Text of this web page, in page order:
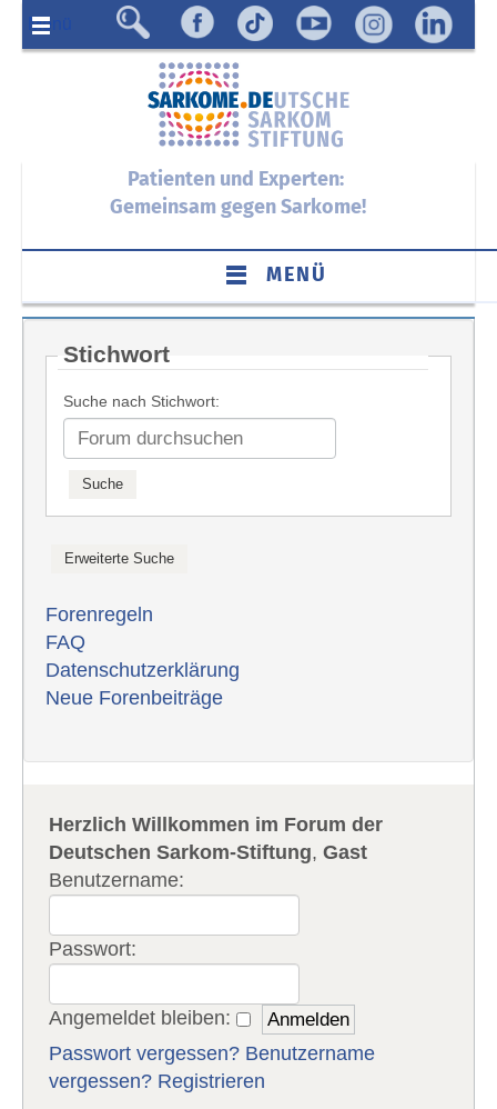
Menü
Patienten und Experten:
Gemeinsam gegen Sarkome!
MENÜ
Stichwort
Suche nach Stichwort:
Forenregeln
FAQ
Datenschutzerklärung
Neue Forenbeiträge
Herzlich Willkommen im Forum der
Deutschen Sarkom-Stiftung,Gast
Benutzername:
Passwort:
Angemeldet bleiben:
Passwort vergessen? Benutzername
vergessen? Registrieren